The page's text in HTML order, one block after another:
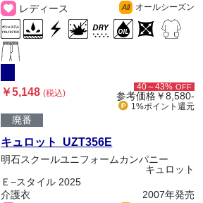
レディース
All オールシーズン
￥5,148(税込)
40～43% OFF
参考価格￥8,580-
1%ポイント 還元
廃番
キュロット UZT356E
明石スクールユニフォームカンパニー
キュロット
Ｅ−スタイル 2025
介護衣
2007年発売